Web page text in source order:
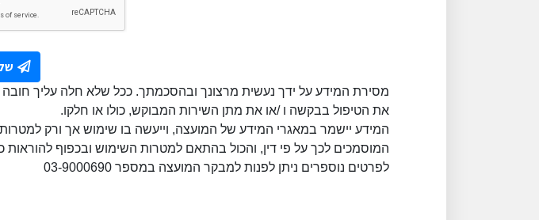
מסירת המידע על ידך נעשית מרצונך ובהסכמתך. ככל שלא חלה עליך
את הטיפול בבקשה ו /או את מתן השירות המבוקש, כולו או חלקו.
המידע יישמר במאגרי המידע של המועצה, וייעשה בו שימוש אך ורק למטרות
המוסמכים לכך על פי דין, והכול בהתאם למטרות השימוש ובכפוף להוראות
לפרטים נוספרים ניתן לפנות למבקר המועצה במספר 03-9000690